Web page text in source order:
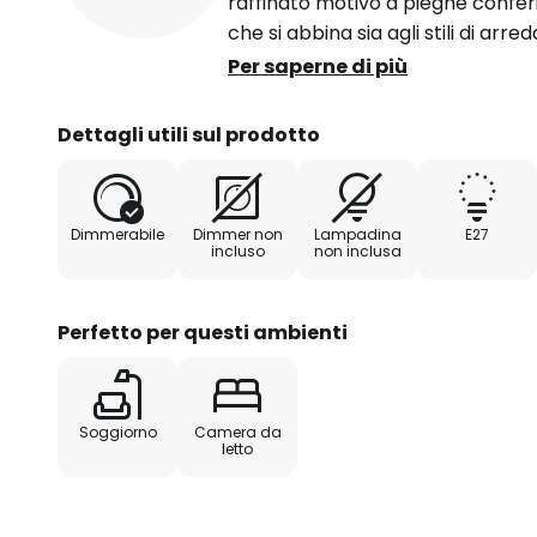
che si abbina sia agli stili di
crea un'esperienza luminosa
La luminosità della lampada
dimmer esterno e una
dotata di un attacco E27 che
lampadine, offrendo così
Per saperne di più
Dettagli utili sul prodotto
Dimmerabile
Dimmer non
incluso
Lampadina
non inclusa
E27
Perfetto per questi ambienti
Soggiorno
Camera da
letto